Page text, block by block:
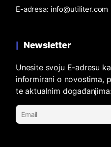
E-adresa: info@utiliter.com
Newsletter
Unesite svoju E-adresu
informirani o novostima,
te aktualnim